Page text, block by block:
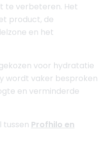
te verbeteren. Het
product, de
en het
voor hydratatie
wordt vaker besproken
en verminderde
tussen Profhilo en